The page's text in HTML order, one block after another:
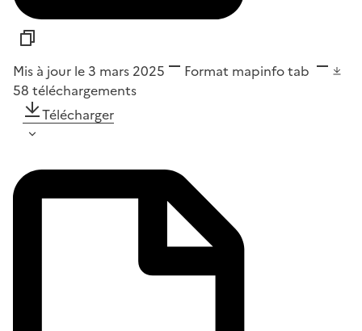
Mis à jour le 3 mars 2025 Format mapinfo tab
58 téléchargements
Télécharger